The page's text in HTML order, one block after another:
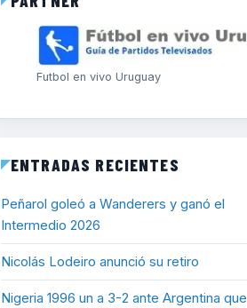
Futbol en vivo Uruguay
ENTRADAS RECIENTES
Peñarol goleó a Wanderers y ganó el
Intermedio 2026
Nicolás Lodeiro anunció su retiro
Nigeria 1996 un a 3-2 ante Argentina que